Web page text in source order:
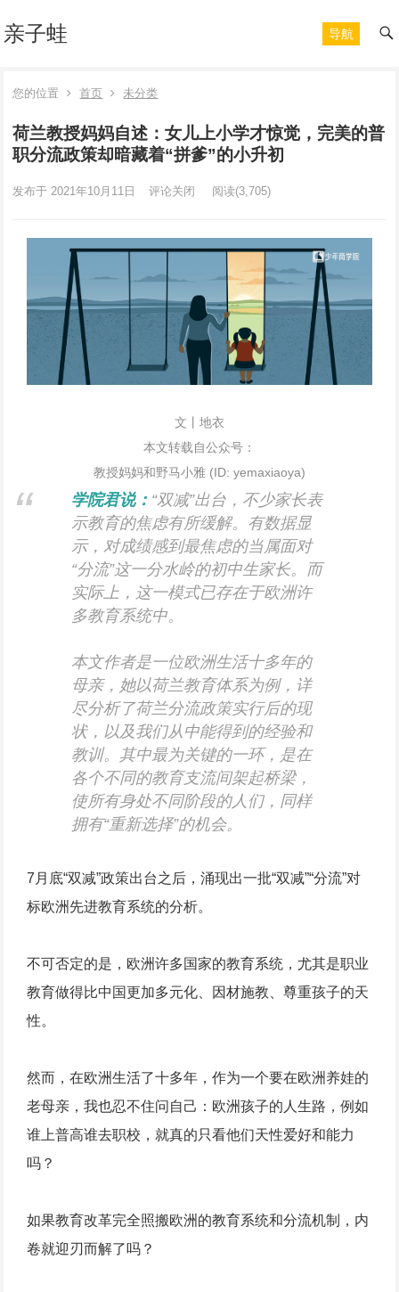
亲子蛙 导航
您的位置 首页 未分类
荷兰教授妈妈自述：女儿上小学才惊觉，完美的普
职分流政策却暗藏着“拼爹”的小升初
发布于 2021年10月11日 评论关闭 阅读(3,705)
文丨地衣
本文转载自公众号：
教授妈妈和野马小雅 (ID: yemaxiaoya)
学院君说： “双减”出台，不少家长表
示教育的焦虑有所缓解。有数据显
示，对成绩感到最焦虑的当属面对
“分流”这一分水岭的初中生家长。而
实际上，这一模式已存在于欧洲许
多教育系统中。
本文作者是一位欧洲生活十多年的
母亲，她以荷兰教育体系为例，详
尽分析了荷兰分流政策实行后的现
状，以及我们从中能得到的经验和
教训。其中最为关键的一环，是在
各个不同的教育支流间架起桥梁，
使所有身处不同阶段的人们，同样
拥有“重新选择”的机会。
7月底“双减”政策出台之后，涌现出一批“双减”“分流”对
标欧洲先进教育系统的分析。
不可否定的是，欧洲许多国家的教育系统，尤其是职业
教育做得比中国更加多元化、因材施教、尊重孩子的天
性。
然而，在欧洲生活了十多年，作为一个要在欧洲养娃的
老母亲，我也忍不住问自己：欧洲孩子的人生路，例如
谁上普高谁去职校，就真的只看他们天性爱好和能力
吗？
如果教育改革完全照搬欧洲的教育系统和分流机制，内
卷就迎刃而解了吗？